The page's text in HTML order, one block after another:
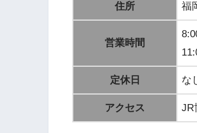
住所 福
営業時間
定休日 な
アクセス JR